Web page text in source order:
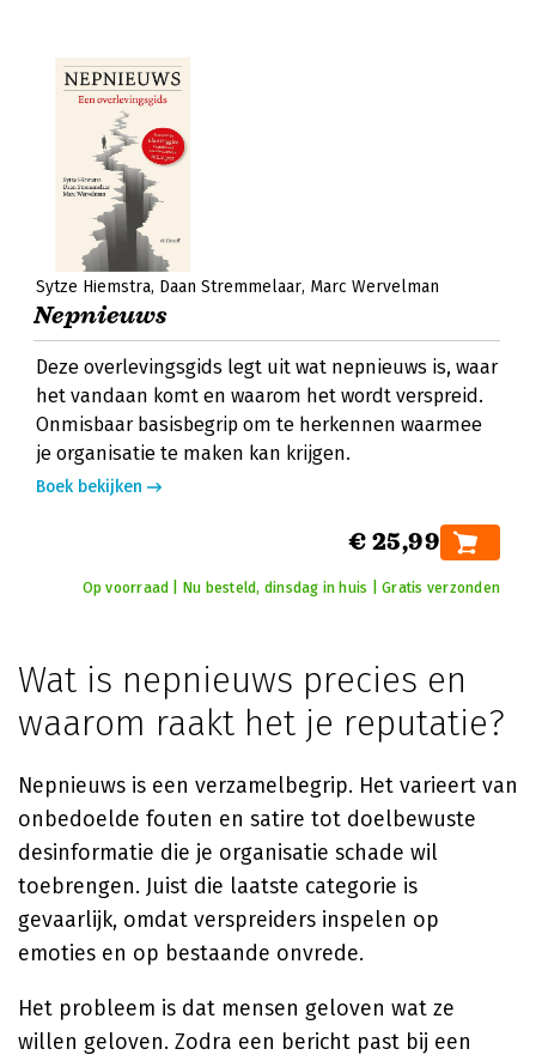
Sytze Hiemstra Daan Stremmelaar Marc Wervelman
Nepnieuws
Deze overlevingsgids legt uit wat nepnieuws is, waar
het vandaan komt en waarom het wordt verspreid.
Onmisbaar basisbegrip om te herkennen waarmee
je organisatie te maken kan krijgen.
Boek bekijken
€ 25,99
Op voorraad | Nu besteld, dinsdag in huis | Gratis verzonden
Wat is nepnieuws precies en
waarom raakt het je reputatie?
Nepnieuws is een verzamelbegrip. Het varieert van
onbedoelde fouten en satire tot doelbewuste
desinformatie die je organisatie schade wil
toebrengen. Juist die laatste categorie is
gevaarlijk, omdat verspreiders inspelen op
emoties en op bestaande onvrede.
Het probleem is dat mensen geloven wat ze
willen geloven. Zodra een bericht past bij een